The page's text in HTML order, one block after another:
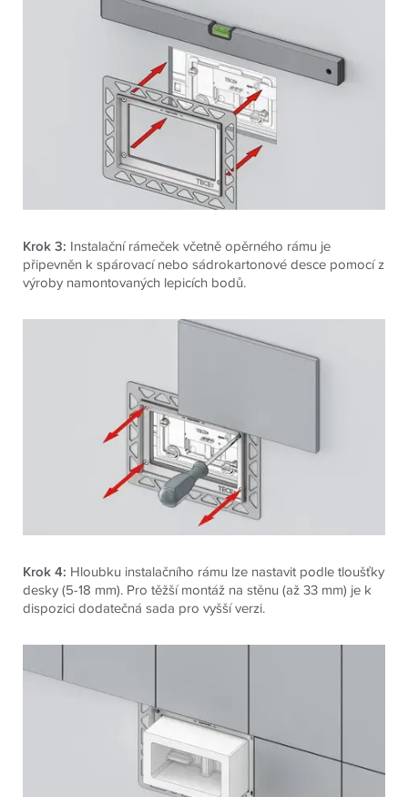
Krok 3: Instalační rámeček včetně opěrného rámu je
připevněn k spárovací nebo sádrokartonové desce pomocí z
výroby namontovaných lepicích bodů.
Krok 4: Hloubku instalačního rámu lze nastavit podle tloušťky
desky (5-18 mm). Pro těžší montáž na stěnu (až 33 mm) je k
dispozici dodatečná sada pro vyšší verzi.